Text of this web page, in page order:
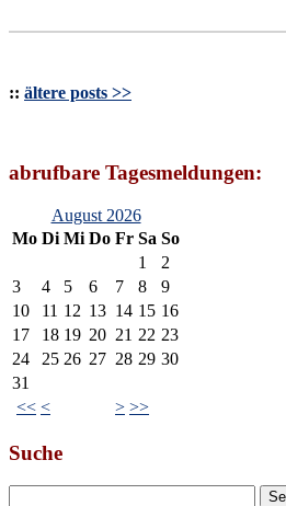
:: ältere posts >>
abrufbare Tagesmeldungen:
August 2026
Mo Di Mi Do Fr Sa So
1
2
3
4 5 6 7 8
9
10
11 12 13 14 15 16
17
18 19 20 21 22 23
24
25 26 27 28 29 30
31
<< < > >>
Suche